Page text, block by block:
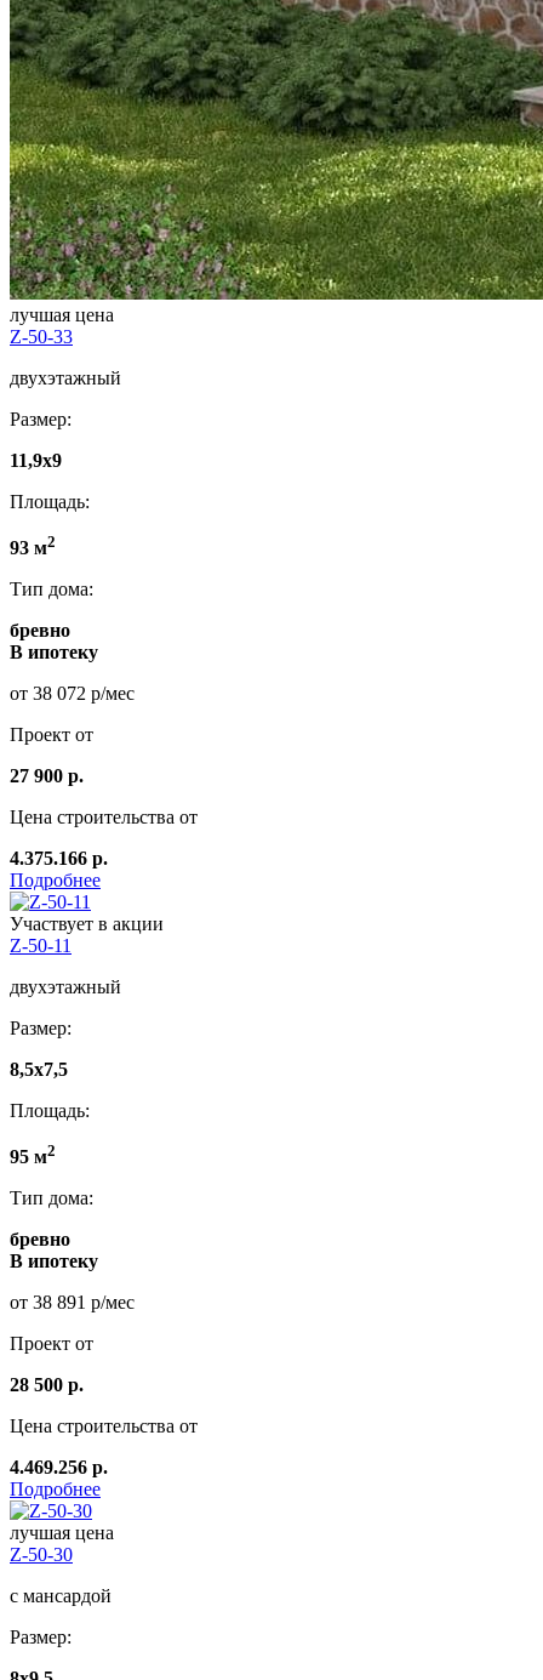
лучшая цена
Z-50-33
двухэтажный
Размер:
11,9x9
Площадь:
93 м2
Тип дома:
бревно
В ипотеку
от 38 072 р/мес
Проект от
27 900 р.
Цена строительства от
4.375.166 р.
Подробнее
Участвует в акции
Z-50-11
двухэтажный
Размер:
8,5x7,5
Площадь:
95 м2
Тип дома:
бревно
В ипотеку
от 38 891 р/мес
Проект от
28 500 р.
Цена строительства от
4.469.256 р.
Подробнее
лучшая цена
Z-50-30
с мансардой
Размер: